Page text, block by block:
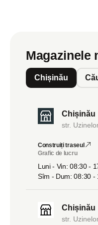
Magazinele
Chișinău
Chișinău
str.
Construiți traseul
Grafic de lucru
Luni - Vin: 08:30 -
Sîm - Dum: 08:30 -
Chișinău
str.